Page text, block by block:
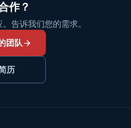
作？
告诉我们您的需求。
团队
历